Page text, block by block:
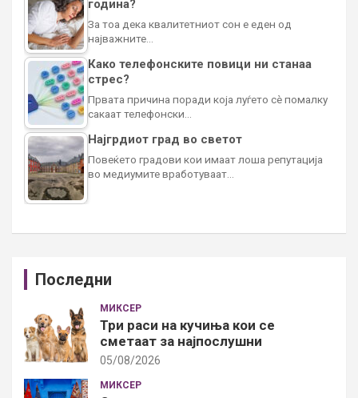
година?
За тоа дека квалитетниот сон е еден од
најважните…
Како телефонските повици ни станаа
стрес?
Првата причина поради која луѓето сè помалку
сакаат телефонски…
Најгрдиот град во светот
Повеќето градови кои имаат лоша репутација
во медиумите вработуваат…
Последни
МИКСЕР
Три раси на кучиња кои се
сметаат за најпослушни
05/08/2026
МИКСЕР